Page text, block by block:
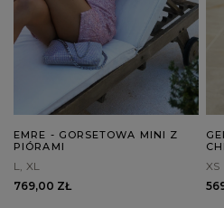
EMRE - GORSETOWA MINI Z
PIÓRAMI
L XL
769,00 ZŁ
XS